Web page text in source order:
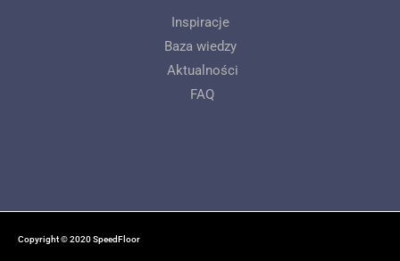
Inspiracje
Baza wiedzy
Aktualności
FAQ
Copyright © 2020 SpeedFloor